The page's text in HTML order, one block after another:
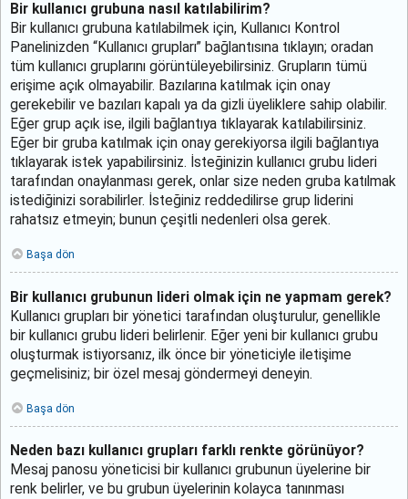
Bir kullanıcı grubuna nasıl katılabilirim?
Bir kullanıcı grubuna katılabilmek için, Kullanıcı Kontrol
Panelinizden “Kullanıcı grupları” bağlantısına tıklayın; oradan
tüm kullanıcı gruplarını görüntüleyebilirsiniz. Grupların tümü
erişime açık olmayabilir. Bazılarına katılmak için onay
gerekebilir ve bazıları kapalı ya da gizli üyeliklere sahip olabilir.
Eğer grup açık ise, ilgili bağlantıya tıklayarak katılabilirsiniz.
Eğer bir gruba katılmak için onay gerekiyorsa ilgili bağlantıya
tıklayarak istek yapabilirsiniz. İsteğinizin kullanıcı grubu lideri
tarafından onaylanması gerek, onlar size neden gruba katılmak
istediğinizi sorabilirler. İsteğiniz reddedilirse grup liderini
rahatsız etmeyin; bunun çeşitli nedenleri olsa gerek.
Başa dön
Bir kullanıcı grubunun lideri olmak için ne yapmam gerek?
Kullanıcı grupları bir yönetici tarafından oluşturulur, genellikle
bir kullanıcı grubu lideri belirlenir. Eğer yeni bir kullanıcı grubu
oluşturmak istiyorsanız, ilk önce bir yöneticiyle iletişime
geçmelisiniz; bir özel mesaj göndermeyi deneyin.
Başa dön
Neden bazı kullanıcı grupları farklı renkte görünüyor?
Mesaj panosu yöneticisi bir kullanıcı grubunun üyelerine bir
renk belirler, ve bu grubun üyelerinin kolayca tanınması